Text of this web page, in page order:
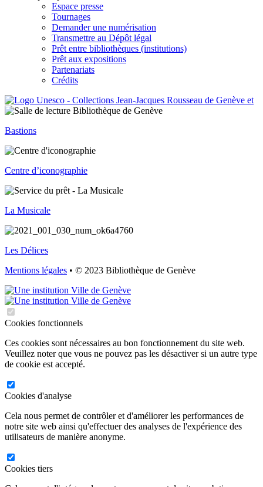
Espace presse
Tournages
Demander une numérisation
Transmettre au Dépôt légal
Prêt entre bibliothèques (institutions)
Prêt aux expositions
Partenariats
Crédits
Bastions
Centre d’iconographie
La Musicale
Les Délices
Mentions légales • © 2023 Bibliothèque de Genève
Cookies fonctionnels
Ces cookies sont nécessaires au bon fonctionnement du site web.
Veuillez noter que vous ne pouvez pas les désactiver si un autre type
de cookie est accepté.
Cookies d'analyse
Cela nous permet de contrôler et d'améliorer les performances de
notre site web ainsi qu'effectuer des analyses de l'expérience des
utilisateurs de manière anonyme.
Cookies tiers